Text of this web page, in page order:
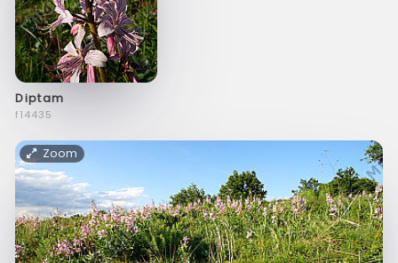
Diptam
f14435
Zoom